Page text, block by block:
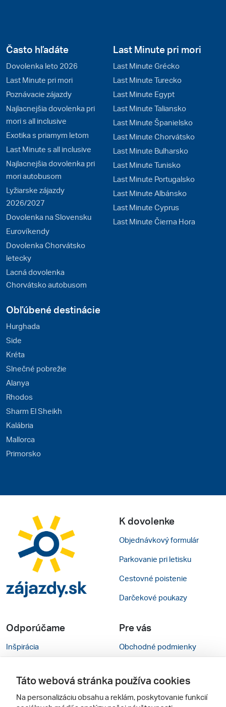
Často hľadáte
Dovolenka leto 2026
Last Minute pri mori
Poznávacie zájazdy
Najlacnejšia dovolenka pri
mori s all inclusive
Exotika s priamym letom
Last Minute s all inclusive
Najlacnejšia dovolenka pri
mori autobusom
Lyžiarske zájazdy
2026/2027
Dovolenka na Slovensku
Eurovíkendy
Dovolenka Chorvátsko
letecky
Lacná dovolenka
Chorvátsko autobusom
Last Minute pri mori
Last Minute Grécko
Last Minute Turecko
Last Minute Egypt
Last Minute Taliansko
Last Minute Španielsko
Last Minute Chorvátsko
Last Minute Bulharsko
Last Minute Tunisko
Last Minute Portugalsko
Last Minute Albánsko
Last Minute Cyprus
Last Minute Čierna Hora
Obľúbené destinácie
Hurghada
Side
Kréta
Slnečné pobrežie
Alanya
Rhodos
Sharm El Sheikh
Kalábria
Mallorca
Primorsko
K dovolenke
Objednávkový formulár
Parkovanie pri letisku
Cestovné poistenie
Darčekové poukazy
Odporúčame
Inšpirácia
Cestovné kancelárie
Zájezdy.cz
Pre vás
Obchodné podmienky
Nastavenie cookies
Mobilná verzia webu
Táto webová stránka používa cookies
Na personalizáciu obsahu a reklám, poskytovanie funkcií